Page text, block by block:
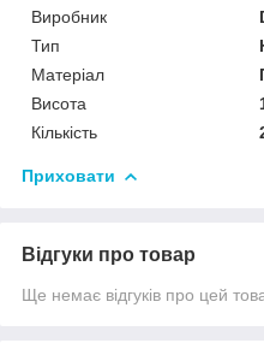
Виробник
Тип
Матеріал
Висота
Кількість
Приховати
Відгуки про товар
Ще немає відгуків про цей